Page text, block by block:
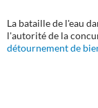
La bataille de l'eau
l'autorité de la
détournement de